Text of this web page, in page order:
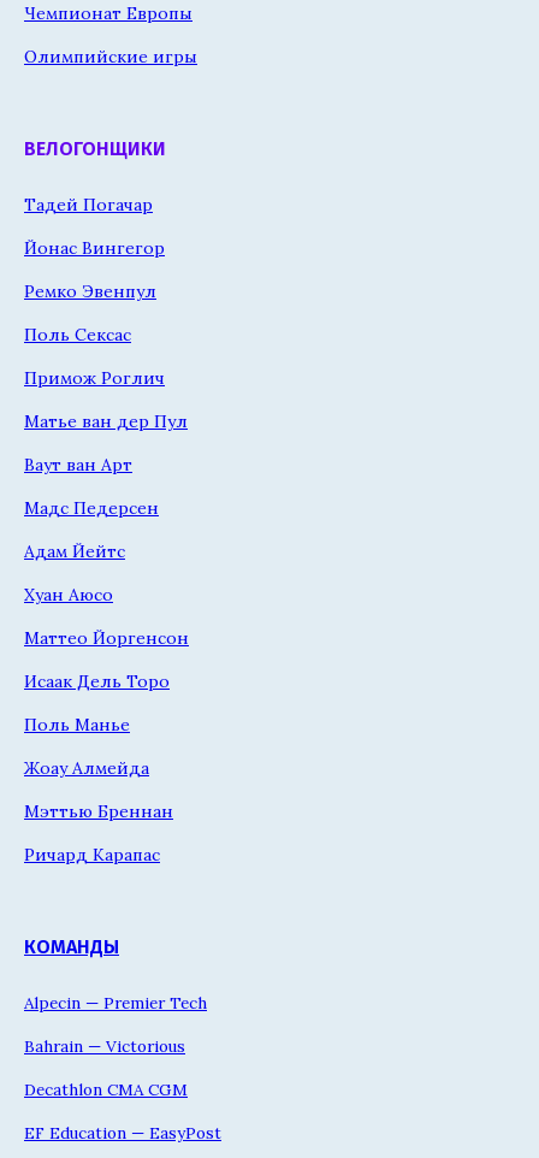
Чемпионат Европы
Олимпийские игры
ВЕЛОГОНЩИКИ
Тадей Погачар
Йонас Вингегор
Ремко Эвенпул
Поль Сексас
Примож Роглич
Матье ван дер Пул
Ваут ван Арт
Мадс Педерсен
Адам Йейтс
Хуан Аюсо
Маттео Йоргенсон
Исаак Дель Торо
Поль Манье
Жоау Алмейда
Мэттью Бреннан
Ричард Карапас
КОМАНДЫ
Alpecin — Premier Tech
Bahrain — Victorious
Decathlon CMA CGM
EF Education — EasyPost